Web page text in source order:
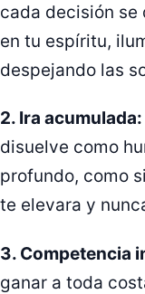
cada decisión se
en tu espíritu,
despejando las
2. Ira acumulada:
disuelve como
profundo, como
te elevara y
3. Competencia
ganar a toda